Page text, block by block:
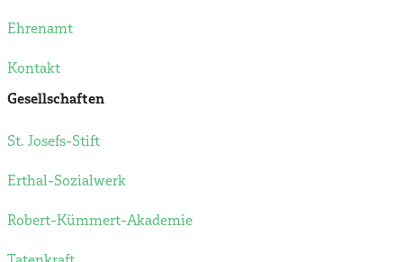
Ehrenamt
Kontakt
Gesellschaften
St. Josefs-Stift
Erthal-Sozialwerk
Robert-Kümmert-Akademie